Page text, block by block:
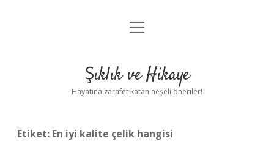
Anasayfa
Yasal Uyarı
menüyü
Şıklık ve Hikaye
Hayatına zarafet katan neşeli öneriler!
Etiket: En iyi kalite çelik hangisi